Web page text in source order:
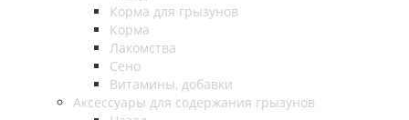
Корма для грызунов
Корма
Лакомства
Сено
Витамины, добавки
Аксессуары для содержания грызунов